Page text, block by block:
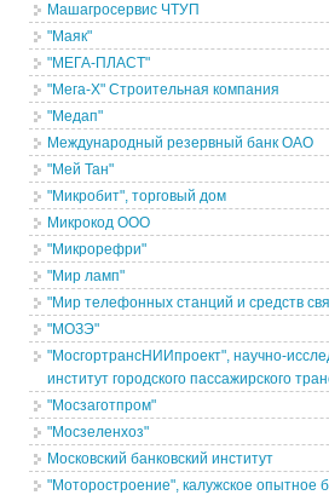
Машагросервис ЧТУП
"Маяк"
"МЕГА-ПЛАСТ"
"Мега-Х" Строительная компания
"Медап"
Международный резервный банк ОАО
"Мей Тан"
"Микробит", торговый дом
Микрокод ООО
"Микрорефри"
"Мир ламп"
"Мир телефонных станций и средств
"МОЗЭ"
"МосгортрансНИИпроект", научно-
институт городского пассажирского
"Мосзаготпром"
"Мосзеленхоз"
Московский банковский институт
"Моторостроение", калужское опытное